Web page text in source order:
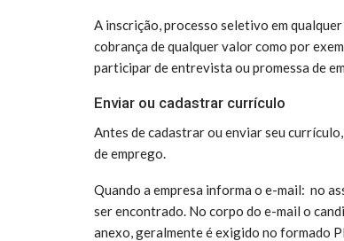
A inscrição, processo seletivo em
cobrança de qualquer valor como por
participar de entrevista ou promessa de
Enviar ou cadastrar currículo
Antes de cadastrar ou enviar seu
de emprego.
Quando a empresa informa o e-mail: no
ser encontrado. No corpo do e-mail o
anexo, geralmente é exigido no formado